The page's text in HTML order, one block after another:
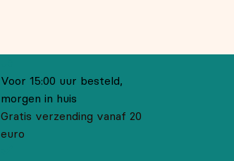
Voor 15:00 uur besteld,
morgen in huis
Gratis verzending vanaf 20
euro